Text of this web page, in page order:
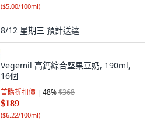
($5.00/100ml)
8/12 星期三 預計送達
Vegemil 高鈣綜合堅果豆奶, 190ml,
16個
首購折扣價 48%$368
$189
($6.22/100ml)